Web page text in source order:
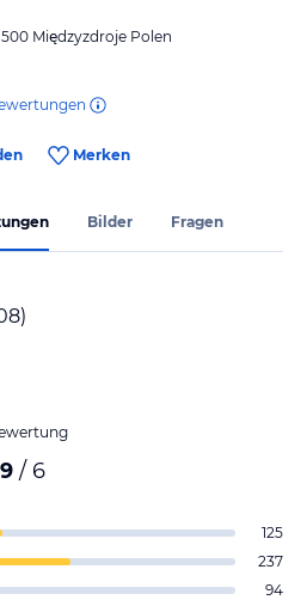
Międzyzdroje Polen
Merken
Bilder Fragen
)
/ 6
125
237
94